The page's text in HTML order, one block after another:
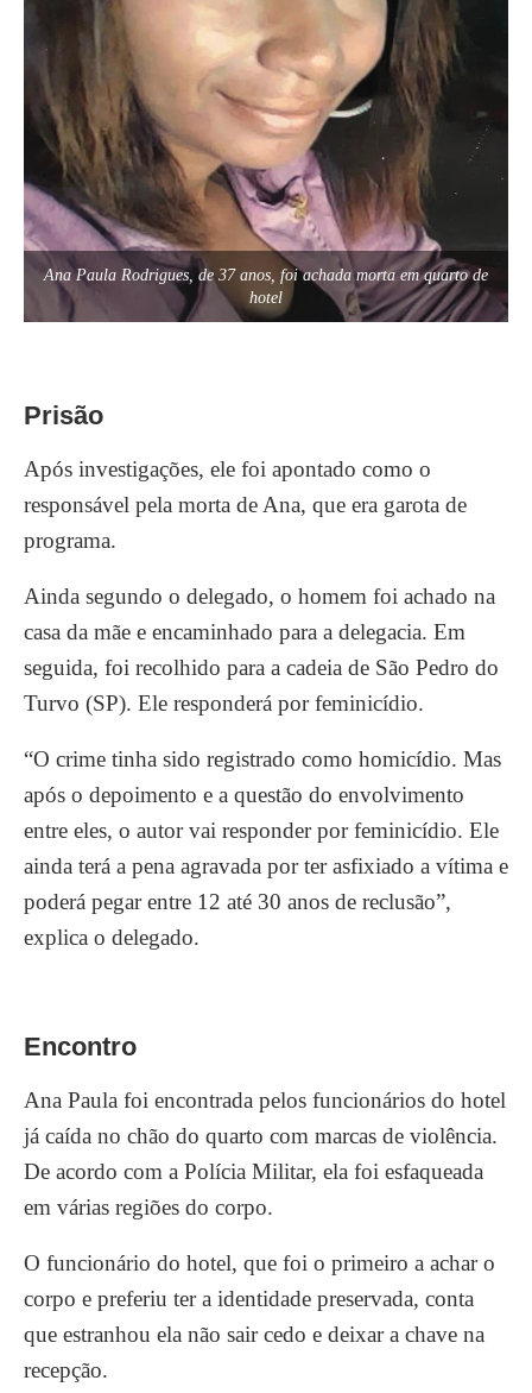
Ana Paula Rodrigues, de 37 anos, foi achada morta em quarto de
hotel
Prisão
Após investigações, ele foi apontado como o
responsável pela morta de Ana, que era garota de
programa.
Ainda segundo o delegado, o homem foi achado na
casa da mãe e encaminhado para a delegacia. Em
seguida, foi recolhido para a cadeia de São Pedro do
Turvo (SP). Ele responderá por feminicídio.
“O crime tinha sido registrado como homicídio. Mas
após o depoimento e a questão do envolvimento
entre eles, o autor vai responder por feminicídio. Ele
ainda terá a pena agravada por ter asfixiado a vítima e
poderá pegar entre 12 até 30 anos de reclusão”,
explica o delegado.
Encontro
Ana Paula foi encontrada pelos funcionários do hotel
já caída no chão do quarto com marcas de violência.
De acordo com a Polícia Militar, ela foi esfaqueada
em várias regiões do corpo.
O funcionário do hotel, que foi o primeiro a achar o
corpo e preferiu ter a identidade preservada, conta
que estranhou ela não sair cedo e deixar a chave na
recepção.